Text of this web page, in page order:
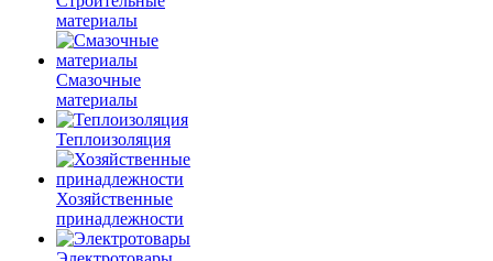
материалы
Смазочные
материалы
Теплоизоляция
Хозяйственные
принадлежности